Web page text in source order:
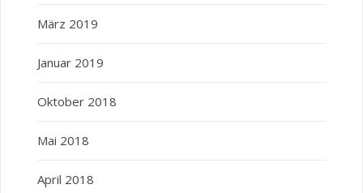
März 2019
Januar 2019
Oktober 2018
Mai 2018
April 2018